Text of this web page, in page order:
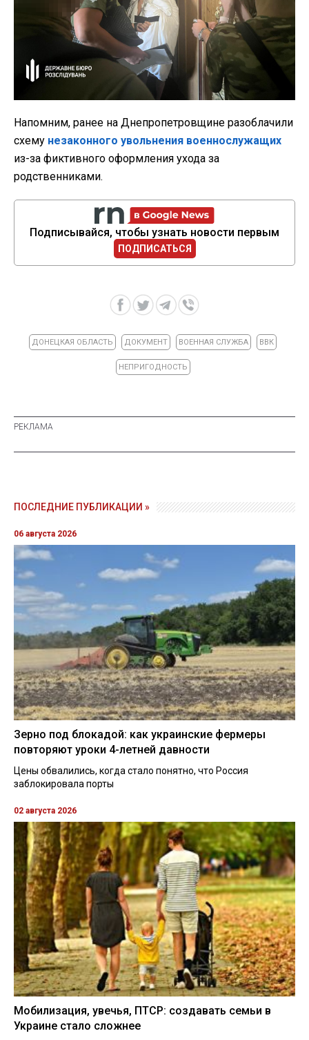
Напомним, ранее на Днепропетровщине разоблачили
схему незаконного увольнения военнослужащих
из-за фиктивного оформления ухода за
родственниками.
Подписывайся, чтобы узнать новости первым
ПОДПИСАТЬСЯ
ДОНЕЦКАЯ ОБЛАСТЬ ДОКУМЕНТ ВОЕННАЯ СЛУЖБА ВВК
НЕПРИГОДНОСТЬ
ПОСЛЕДНИЕ ПУБЛИКАЦИИ »
06 августа 2026
Зерно под блокадой: как украинские фермеры
повторяют уроки 4-летней давности
Цены обвалились, когда стало понятно, что Россия
заблокировала порты
02 августа 2026
Мобилизация, увечья, ПТСР: создавать семьи в
Украине стало сложнее